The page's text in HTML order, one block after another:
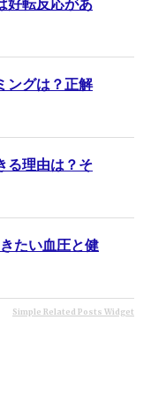
ングは？正解
る理由は？そ
たい血圧と健
Simple Related Posts Widget